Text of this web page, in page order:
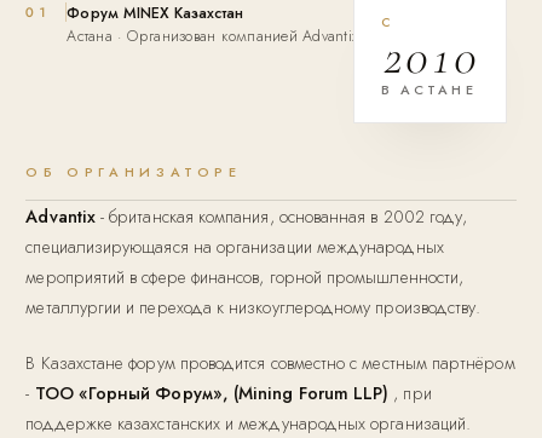
ОБ ОРГАНИЗАТОРЕ
Advantix- британская компания, основанная в 2002 году,
специализирующаяся на организации международных
мероприятий в сфере финансов, горной промышленности,
металлургии и перехода к низкоуглеродному производству.
В Казахстане форум проводится совместно с местным партнёром
- ТОО «Горный Форум», (Mining Forum LLP) , при
поддержке казахстанских и международных организаций.
01
Форум MINEX Казахстан
Астана · Организован компанией Advantix Ltd
С
2010
В АСТАНЕ